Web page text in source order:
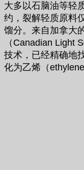
大多以石脑油等轻
约，裂解轻质原料
馏分。来自加拿大
（Canadian Light
技术，已经精确地
化为乙烯（ethylene